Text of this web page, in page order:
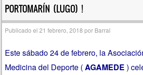
PORTOMARÍN (LUGO) !
Publicado el21 febrero, 2018 por Barral
Este sábado 24 de febrero, la
Medicina del Deporte (AGAMEDE )